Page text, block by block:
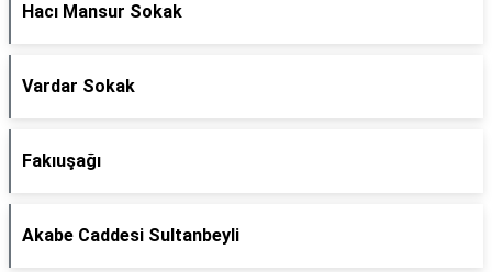
Hacı Mansur Sokak
Vardar Sokak
Fakıuşağı
Akabe Caddesi Sultanbeyli